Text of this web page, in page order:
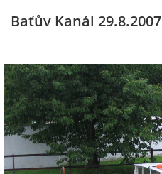
VÝJEZDY
INFORMACE JEDNOTKY »
Baťův Kanál 29.8.2007